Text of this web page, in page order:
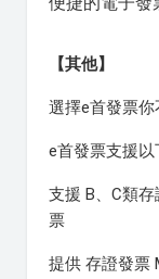
【其他】
選擇e首發票你
e首發票支援
支援 B、C類
票
提供 存證發票